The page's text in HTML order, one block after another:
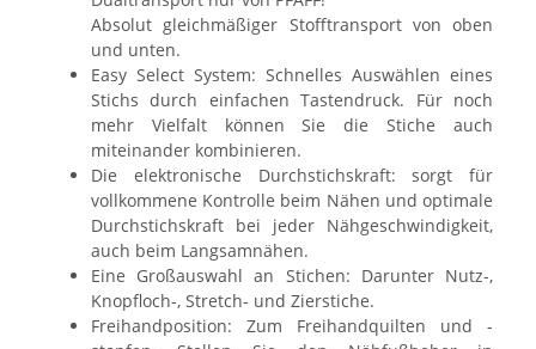
Absolut gleichmäßiger Stofftransport von oben
und unten.
Easy Select System: Schnelles Auswählen eines
Stichs durch einfachen Tastendruck. Für noch
mehr Vielfalt können Sie die Stiche auch
miteinander kombinieren.
Die elektronische Durchstichskraft: sorgt für
vollkommene Kontrolle beim Nähen und optimale
Durchstichskraft bei jeder Nähgeschwindigkeit,
auch beim Langsamnähen.
Eine Großauswahl an Stichen: Darunter Nutz-,
Knopfloch-, Stretch- und Zierstiche.
Freihandposition: Zum Freihandquilten und -